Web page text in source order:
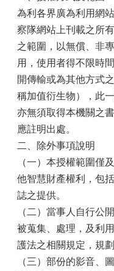
為利各界廣為利用網
察隊網站上刊載之所
之範圍，以無償、非
用，使用者得不限時
開傳輸或為其他方式
稱加值衍生物），此
亦無須取得本機關之
應註明出處。
二、除外事項說明
（一）本授權範圍僅
他智慧財產權利，包
誌之提供。
（二）當事人自行公
被蒐集、處理，及利
護法之相關規定，規
（三）部份的影音、